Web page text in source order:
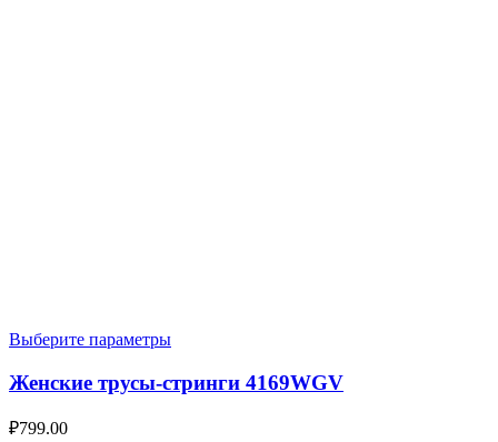
Выберите параметры
Женские трусы-стринги 4169WGV
₽799.00